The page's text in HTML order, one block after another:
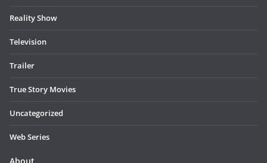
Reality Show
Television
Trailer
True Story Movies
Uncategorized
Web Series